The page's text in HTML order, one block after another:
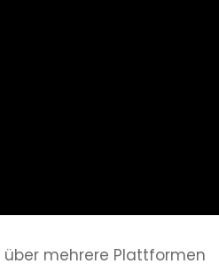
über mehrere Plattformen